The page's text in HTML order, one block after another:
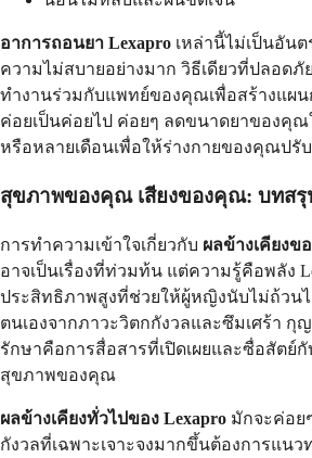
อาการถอนยา Lexapro เหล่านี้ไม่เป็นอัน
ความไม่สบายอย่างมาก วิธีเดียวที่ปลอดภั
ทำงานร่วมกับแพทย์ของคุณเพื่อสร้างแผน
ค่อยเป็นค่อยไป ค่อยๆ ลดขนาดยาของคุ
หรือหลายเดือนเพื่อให้ร่างกายของคุณปรั
สุขภาพของคุณ เสียงของคุณ: บทสรุ
การทำความเข้าใจเกี่ยวกับ ผลข้างเคียงข
อาจเป็นเรื่องที่ท่วมท้น แต่ความรู้คือพลัง
ประสิทธิภาพสูงที่ช่วยให้ผู้หญิงนับไม่ถ้วน
ตนเองจากภาวะวิตกกังวลและซึมเศร้า กุ
รักษาคือการสื่อสารที่เปิดเผยและซื่อสัตย์
สุขภาพของคุณ
ผลข้างเคียงทั่วไปของ Lexapro มักจะค่อย
กังวลที่เฉพาะเจาะจงมากขึ้นต้องการแน